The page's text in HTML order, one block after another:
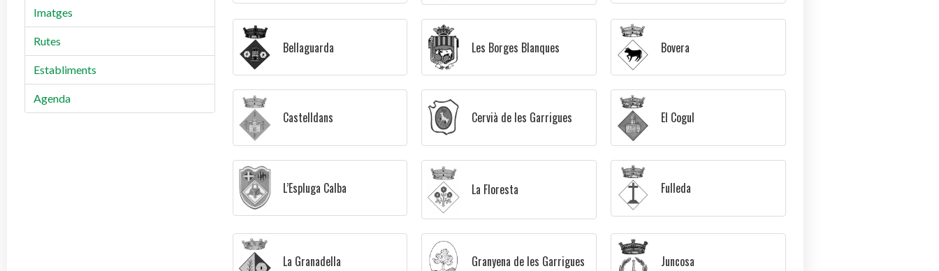
Imatges
Rutes
Establiments
Agenda
Bellaguarda Les Borges Blanques Bovera
Castelldans Cervià de les Garrigues El Cogul
L’Espluga Calba La Floresta Fulleda
La Granadella Granyena de les Garrigues Juncosa